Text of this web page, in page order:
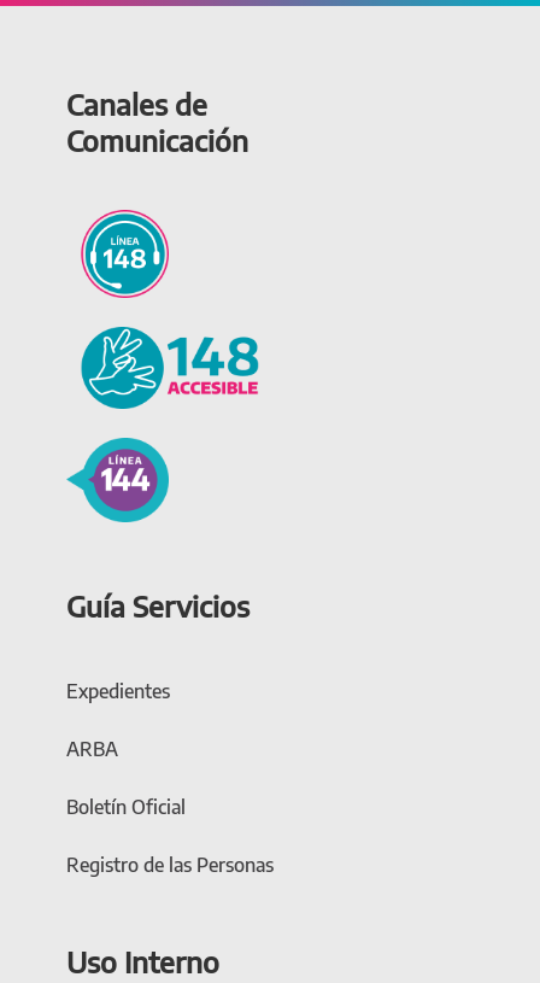
Canales de
Comunicación
Guía Servicios
Expedientes
ARBA
Boletín Oficial
Registro de las Personas
Uso Interno